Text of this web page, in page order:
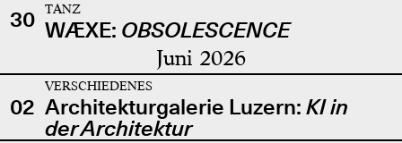
30
TANZ
WÆXE: OBSOLESCENCE
Juni 2026
02
VERSCHIEDENES
Architekturgalerie Luzern: KI in
der Architektur